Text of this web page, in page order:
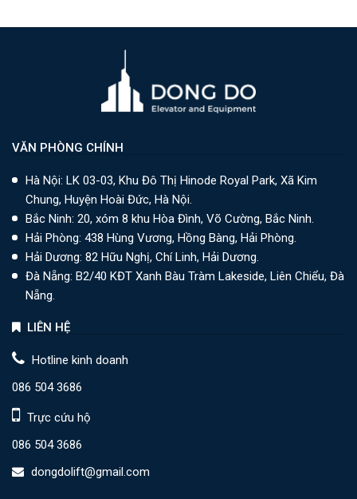
VĂN PHÒNG CHÍNH
Hà Nội: LK 03-03, Khu Đô Thị Hinode Royal Park, Xã Kim
Chung, Huyện Hoài Đức, Hà Nội.
Bắc Ninh: 20, xóm 8 khu Hòa Đình, Võ Cường, Bắc Ninh.
Hải Phòng: 438 Hùng Vương, Hồng Bàng, Hải Phòng.
Hải Dương: 82 Hữu Nghị, Chí Linh, Hải Dương.
Đà Nẵng: B2/40 KĐT Xanh Bàu Tràm Lakeside, Liên Chiểu, Đà
Nẵng.
LIÊN HỆ
Hotline kinh doanh
086 504 3686
Trực cứu hộ
086 504 3686
dongdolift@gmail.com